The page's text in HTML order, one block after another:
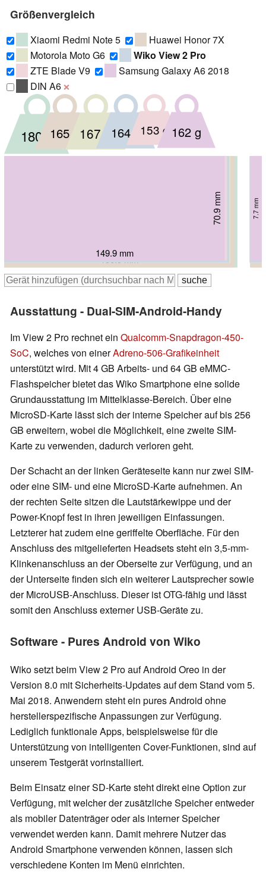
Größenvergleich
Xiaomi Redmi Note 5
Huawei Honor 7X
Motorola Moto G6
Wiko View 2 Pro
ZTE Blade V9
Samsung Galaxy A6 2018
DIN A6 ❌
158.5 mm
8.05 mm
180 g
156.5 mm
75.3 mm 7.6 mm
165 g
153.8 mm
72.3 mm 8.3 mm
167 g
153 mm
72 mm 8.3 mm
164 g
151.4 mm
70.6 mm 7.5 mm
153 g
149.9 mm
70.9 mm 7.7 mm
162 g
Ausstattung - Dual-SIM-Android-Handy
Im View 2 Pro rechnet ein Qualcomm-Snapdragon-450-
SoC, welches von einerAdreno-506-Grafikeinheit
unterstützt wird. Mit 4 GB Arbeits- und 64 GB eMMC-
Flashspeicher bietet das Wiko Smartphone eine solide
Grundausstattung im Mittelklasse-Bereich. Über eine
MicroSD-Karte lässt sich der interne Speicher auf bis 256
GB erweitern, wobei die Möglichkeit, eine zweite SIM-
Karte zu verwenden, dadurch verloren geht.
Der Schacht an der linken Geräteseite kann nur zwei SIM-
oder eine SIM- und eine MicroSD-Karte aufnehmen. An
der rechten Seite sitzen die Lautstärkewippe und der
Power-Knopf fest in ihren jeweiligen Einfassungen.
Letzterer hat zudem eine geriffelte Oberfläche. Für den
Anschluss des mitgelieferten Headsets steht ein 3,5-mm-
Klinkenanschluss an der Oberseite zur Verfügung, und an
der Unterseite finden sich ein weiterer Lautsprecher sowie
der MicroUSB-Anschluss. Dieser ist OTG-fähig und lässt
somit den Anschluss externer USB-Geräte zu.
Software - Pures Android von Wiko
Wiko setzt beim View 2 Pro auf Android Oreo in der
Version 8.0 mit Sicherheits-Updates auf dem Stand vom 5.
Mai 2018. Anwendern steht ein pures Android ohne
herstellerspezifische Anpassungen zur Verfügung.
Lediglich funktionale Apps, beispielsweise für die
Unterstützung von intelligenten Cover-Funktionen, sind auf
unserem Testgerät vorinstalliert.
Beim Einsatz einer SD-Karte steht direkt eine Option zur
Verfügung, mit welcher der zusätzliche Speicher entweder
als mobiler Datenträger oder als interner Speicher
verwendet werden kann. Damit mehrere Nutzer das
Android Smartphone verwenden können, lassen sich
verschiedene Konten im Menü einrichten.